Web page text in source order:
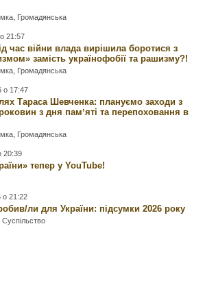
Громадянська
21:57
час війни влада вирішила боротися з
замість українофобії та рашизму?!
Громадянська
о 17:47
Тараса Шевченка: плануємо заходи з
з дня памʼяті та перепоховання в
Громадянська
20:39
тепер у YouTube!
о 21:22
ли для України: підсумки 2026 року
,Суспільство